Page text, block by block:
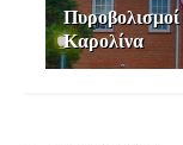
Καρολίνα